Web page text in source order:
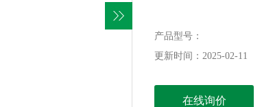
产品型号：
更新时间：2025-02-11
在线询价